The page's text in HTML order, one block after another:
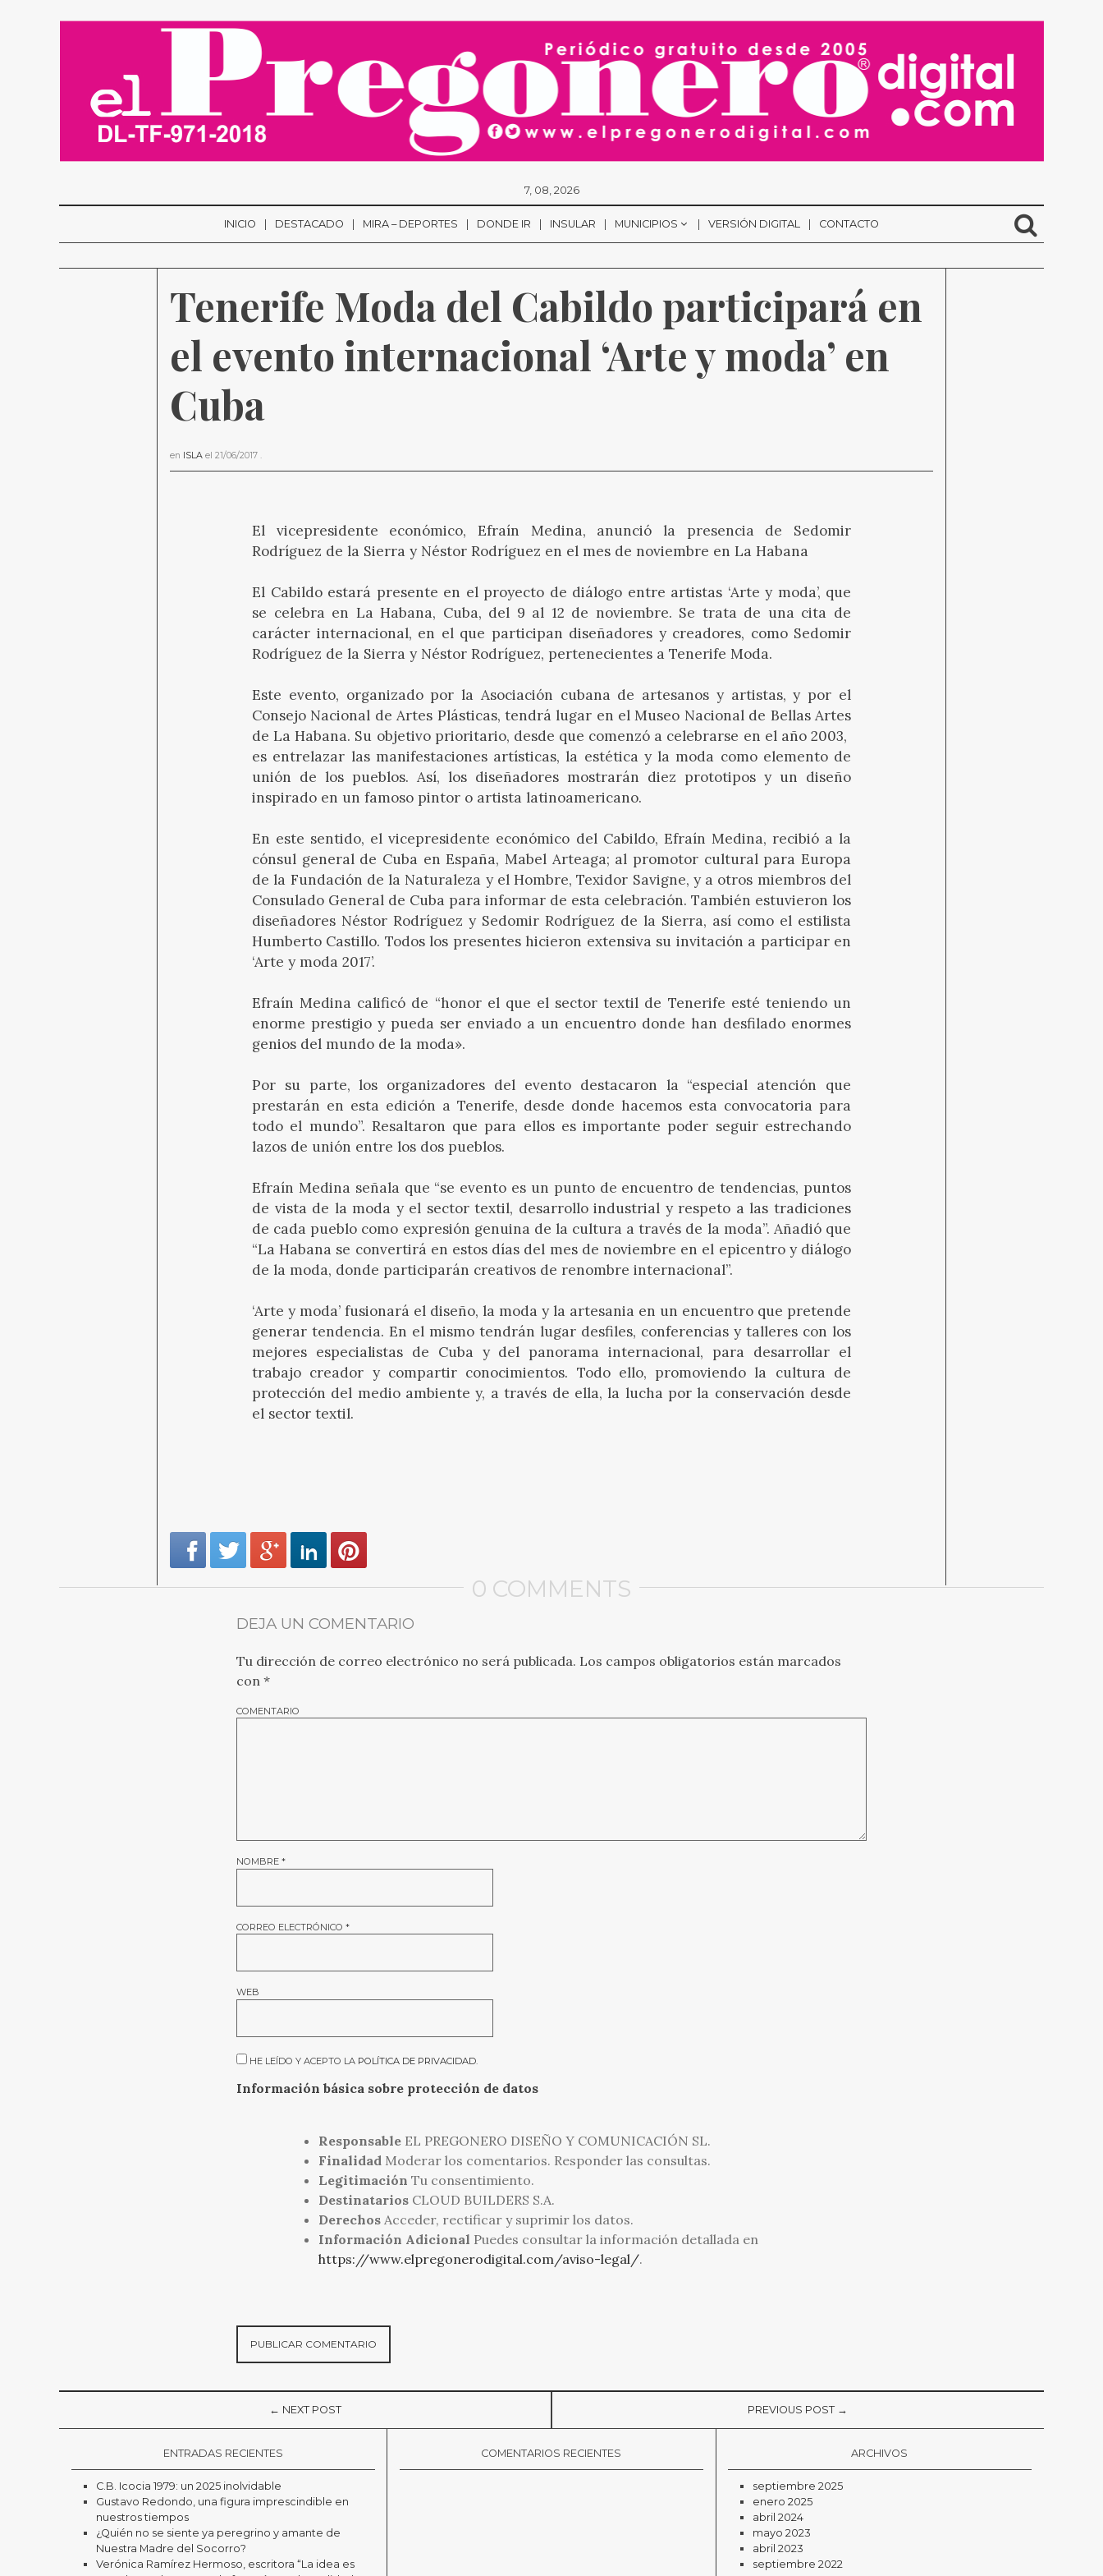
7, 08, 2026
INICIO DESTACADO MIRA – DEPORTES DONDE IR INSULAR MUNICIPIOS VERSIÓN DIGITAL CONTACTO
Tenerife Moda del Cabildo participará en
el evento internacional ‘Arte y moda’ en
Cuba
en ISLA el 21/06/2017 .
El vicepresidente económico, Efraín Medina, anunció la presencia de Sedomir
Rodríguez de la Sierra y Néstor Rodríguez en el mes de noviembre en La Habana
El Cabildo estará presente en el proyecto de diálogo entre artistas ‘Arte y moda’, que
se celebra en La Habana, Cuba, del 9 al 12 de noviembre. Se trata de una cita de
carácter internacional, en el que participan diseñadores y creadores, como Sedomir
Rodríguez de la Sierra y Néstor Rodríguez, pertenecientes a Tenerife Moda.
Este evento, organizado por la Asociación cubana de artesanos y artistas, y por el
Consejo Nacional de Artes Plásticas, tendrá lugar en el Museo Nacional de Bellas Artes
de La Habana. Su objetivo prioritario, desde que comenzó a celebrarse en el año 2003,
es entrelazar las manifestaciones artísticas, la estética y la moda como elemento de
unión de los pueblos. Así, los diseñadores mostrarán diez prototipos y un diseño
inspirado en un famoso pintor o artista latinoamericano.
En este sentido, el vicepresidente económico del Cabildo, Efraín Medina, recibió a la
cónsul general de Cuba en España, Mabel Arteaga; al promotor cultural para Europa
de la Fundación de la Naturaleza y el Hombre, Texidor Savigne, y a otros miembros del
Consulado General de Cuba para informar de esta celebración. También estuvieron los
diseñadores Néstor Rodríguez y Sedomir Rodríguez de la Sierra, así como el estilista
Humberto Castillo. Todos los presentes hicieron extensiva su invitación a participar en
‘Arte y moda 2017’.
Efraín Medina calificó de “honor el que el sector textil de Tenerife esté teniendo un
enorme prestigio y pueda ser enviado a un encuentro donde han desfilado enormes
genios del mundo de la moda».
Por su parte, los organizadores del evento destacaron la “especial atención que
prestarán en esta edición a Tenerife, desde donde hacemos esta convocatoria para
todo el mundo”. Resaltaron que para ellos es importante poder seguir estrechando
lazos de unión entre los dos pueblos.
Efraín Medina señala que “se evento es un punto de encuentro de tendencias, puntos
de vista de la moda y el sector textil, desarrollo industrial y respeto a las tradiciones
de cada pueblo como expresión genuina de la cultura a través de la moda”. Añadió que
“La Habana se convertirá en estos días del mes de noviembre en el epicentro y diálogo
de la moda, donde participarán creativos de renombre internacional”.
‘Arte y moda’ fusionará el diseño, la moda y la artesania en un encuentro que pretende
generar tendencia. En el mismo tendrán lugar desfiles, conferencias y talleres con los
mejores especialistas de Cuba y del panorama internacional, para desarrollar el
trabajo creador y compartir conocimientos. Todo ello, promoviendo la cultura de
protección del medio ambiente y, a través de ella, la lucha por la conservación desde
el sector textil.
0 COMMENTS
DEJA UN COMENTARIO
Tu dirección de correo electrónico no será publicada. Los campos obligatorios están marcados
con *
COMENTARIO
NOMBRE *
CORREO ELECTRÓNICO *
WEB
HE LEÍDO Y ACEPTO LA POLÍTICA DE PRIVACIDAD.
Información básica sobre protección de datos
Responsable EL PREGONERO DISEÑO Y COMUNICACIÓN SL.
Finalidad Moderar los comentarios. Responder las consultas.
Legitimación Tu consentimiento.
Destinatarios CLOUD BUILDERS S.A.
Derechos Acceder, rectificar y suprimir los datos.
Información Adicional Puedes consultar la información detallada en
https://www.elpregonerodigital.com/aviso-legal/.
← NEXT POST PREVIOUS POST →
ENTRADAS RECIENTES
C.B. Icocia 1979: un 2025 inolvidable
Gustavo Redondo, una figura imprescindible en
nuestros tiempos
¿Quién no se siente ya peregrino y amante de
Nuestra Madre del Socorro?
Verónica Ramírez Hermoso, escritora “La idea es
COMENTARIOS RECIENTES ARCHIVOS
septiembre 2025
enero 2025
abril 2024
mayo 2023
abril 2023
septiembre 2022